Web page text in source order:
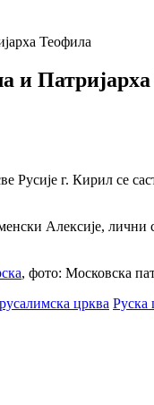
Теофила
и
Русије г. Кирил се
Алексије,
, фото: Московска
црква Руска